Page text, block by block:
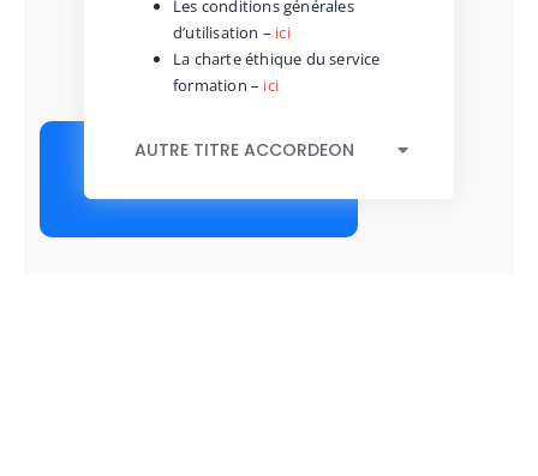
Les conditions générales
d’utilisation – ici
La charte éthique du service
formation – ici
AUTRE TITRE ACCORDEON